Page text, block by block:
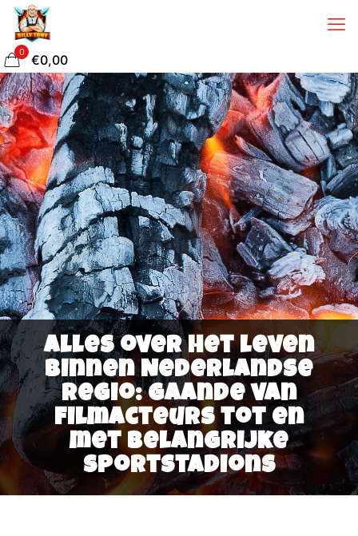
0 €0,00
Alles over het leven
binnen Nederlandse
regio: gaande van
filmacteurs tot en
met belangrijke
sportstadions